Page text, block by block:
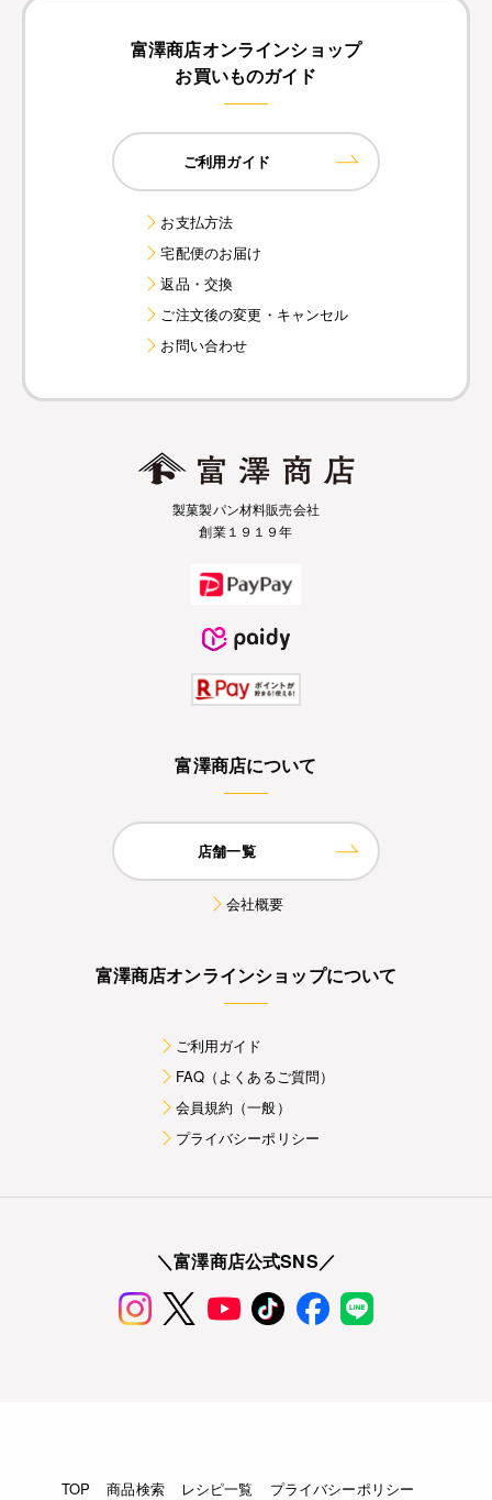
富澤商店オンラインショップ
お買いものガイド
ご利用ガイド
お支払方法
宅配便のお届け
返品・交換
ご注文後の変更・キャンセル
お問い合わせ
製菓製パン材料販売会社
創業１９１９年
富澤商店について
店舗一覧
会社概要
富澤商店オンラインショップについて
ご利用ガイド
FAQ（よくあるご質問）
会員規約（一般）
プライバシーポリシー
＼富澤商店公式SNS／
TOP 商品検索 レシピ一覧
プライバシーポリシー